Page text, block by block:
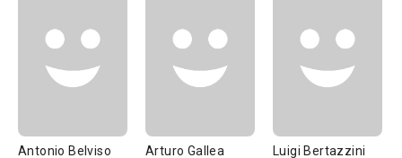
Antonio Belviso Arturo Gallea Luigi Bertazzini